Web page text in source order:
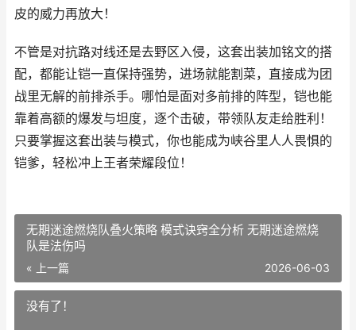
皮的威力再放大！
不管是对抗路对线还是去野区入侵，这套出装加铭文的搭
配，都能让铠一直保持强势，进场就能割菜，直接成为团
战里无解的前排杀手。哪怕是面对多前排的阵型，铠也能
靠着高额的爆发与坦度，逐个击破，带领队友走给胜利！
只要掌握这套出装与模式，你也能成为峡谷里人人畏惧的
铠爹，轻松冲上王者荣耀段位！
无期迷途燃烧队叠火策略 模式诀窍全分析 无期迷途燃烧
队是法伤吗
« 上一篇 2026-06-03
没有了！